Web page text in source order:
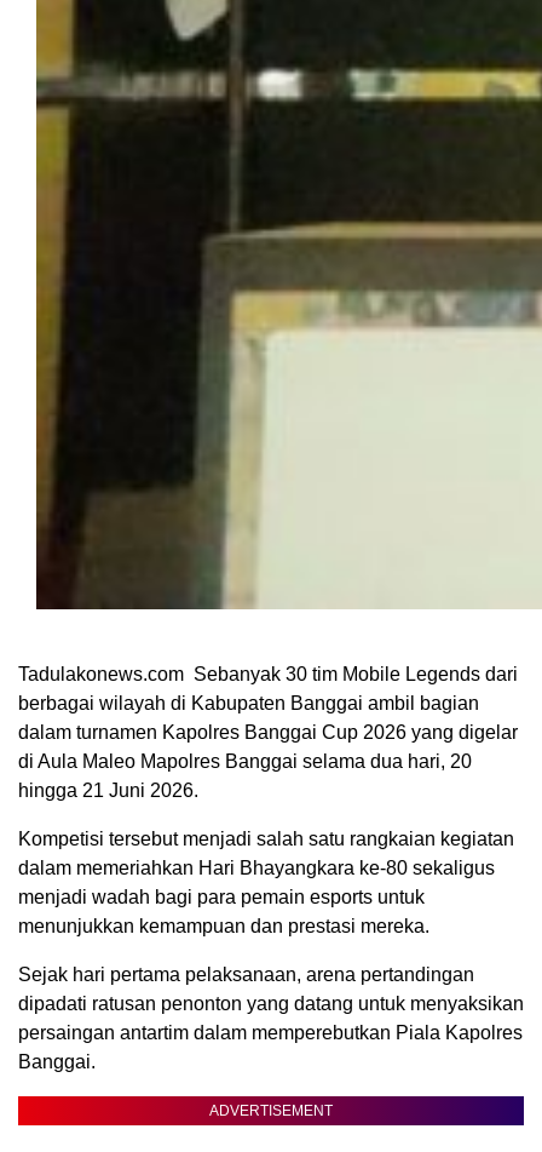
Tadulakonews.com Sebanyak 30 tim Mobile Legends dari
berbagai wilayah di Kabupaten Banggai ambil bagian
dalam turnamen Kapolres Banggai Cup 2026 yang digelar
di Aula Maleo Mapolres Banggai selama dua hari, 20
hingga 21 Juni 2026.
Kompetisi tersebut menjadi salah satu rangkaian kegiatan
dalam memeriahkan Hari Bhayangkara ke-80 sekaligus
menjadi wadah bagi para pemain esports untuk
menunjukkan kemampuan dan prestasi mereka.
Sejak hari pertama pelaksanaan, arena pertandingan
dipadati ratusan penonton yang datang untuk menyaksikan
persaingan antartim dalam memperebutkan Piala Kapolres
Banggai.
ADVERTISEMENT